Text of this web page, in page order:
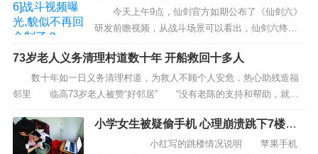
制了？
今天上午9点，仙剑官方如期公布了《仙剑六》
研发前瞻视频，从战斗场景可以看出，仙剑六终于
取消了饱受争议的回合制，而是引入了即时战略的
玩法。 视频中，角色的面部表情还比较僵硬，
官方也称，此次的“研发...
73岁老人义务清理村道数十年 开船救回十多人
数十年如一日义务清理村道，为救人不顾个人安危，热心助残造福
邻里 临高73岁老人被赞“好邻居” “没有老陈的支持和帮助，就没
有今天调楼镇残疾人互助的局面。” “不是老陈帮我解决资金周转的难
题，...
小学女生被疑偷手机 心理崩溃跳下7楼终
小红写的跳楼情况说明 苹果手机